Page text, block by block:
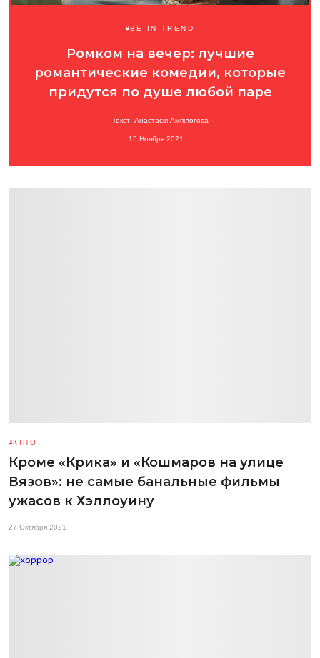
BE IN TREND
Ромком на вечер: лучшие
романтические комедии, которые
придутся по душе любой паре
Текст: Анастасія Ампілогова
15 Ноября 2021
КІНО
Кроме «Крика» и «Кошмаров на улице
Вязов»: не самые банальные фильмы
ужасов к Хэллоуину
27 Октября 2021